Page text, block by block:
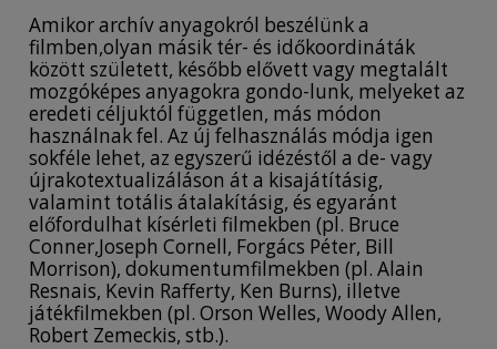
Amikor archív anyagokról beszélünk a
filmben,olyan másik tér- és időkoordináták
között született, később elővett vagy megtalált
mozgóképes anyagokra gondo-lunk, melyeket az
eredeti céljuktól független, más módon
használnak fel. Az új felhasználás módja igen
sokféle lehet, az egyszerű idézéstől a de- vagy
újrakotextualizáláson át a kisajátításig,
valamint totális átalakításig, és egyaránt
előfordulhat kísérleti filmekben (pl. Bruce
Conner,Joseph Cornell, Forgács Péter, Bill
Morrison), dokumentumfilmekben (pl. Alain
Resnais, Kevin Rafferty, Ken Burns), illetve
játékfilmekben (pl. Orson Welles, Woody Allen,
Robert Zemeckis, stb.).